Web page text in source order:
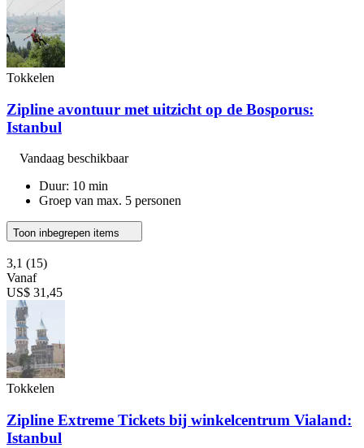
Tokkelen
Zipline avontuur met uitzicht op de Bosporus:
Istanbul
Vandaag beschikbaar
Duur: 10 min
Groep van max. 5 personen
Toon inbegrepen items
3,1 (15)
Vanaf
US$ 31,45
Tokkelen
Zipline Extreme Tickets bij winkelcentrum Vialand:
Istanbul